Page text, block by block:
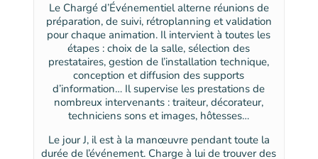
Le Chargé d’Événementiel alterne réunions de
préparation, de suivi, rétroplanning et validation
pour chaque animation. Il intervient à toutes les
étapes : choix de la salle, sélection des
prestataires, gestion de l’installation technique,
conception et diffusion des supports
d’information… Il supervise les prestations de
nombreux intervenants : traiteur, décorateur,
techniciens sons et images, hôtesses…
Le jour J, il est à la manœuvre pendant toute la
durée de l’événement. Charge à lui de trouver des